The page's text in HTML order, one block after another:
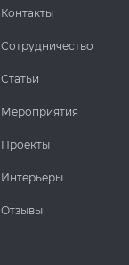
Контакты
Сотрудничество
Статьи
Мероприятия
Проекты
Интерьеры
Отзывы